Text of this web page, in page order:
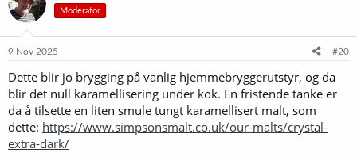
Moderator
9 Nov 2025 #20
Dette blir jo brygging på vanlig hjemmebryggerutstyr, og da
blir det null karamellisering under kok. En fristende tanke er
da å tilsette en liten smule tungt karamellisert malt, som
dette: https://www.simpsonsmalt.co.uk/our-malts/crystal-
extra-dark/